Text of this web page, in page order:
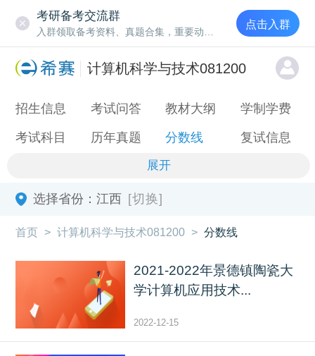
考研备考交流群
点击入群
计算机科学与技术081200
招生信息 考试问答 教材大纲 学制学费
考试科目 历年真题 分数线 复试信息
展开
选择省份： 江西 [切换]
首页 > 计算机科学与技术081200 > 分数线
2021-2022年景德镇陶瓷大
学计算机应用技术...
2022-12-15